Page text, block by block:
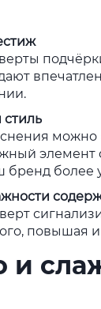
можно
элемент
бренд более
повышая
и